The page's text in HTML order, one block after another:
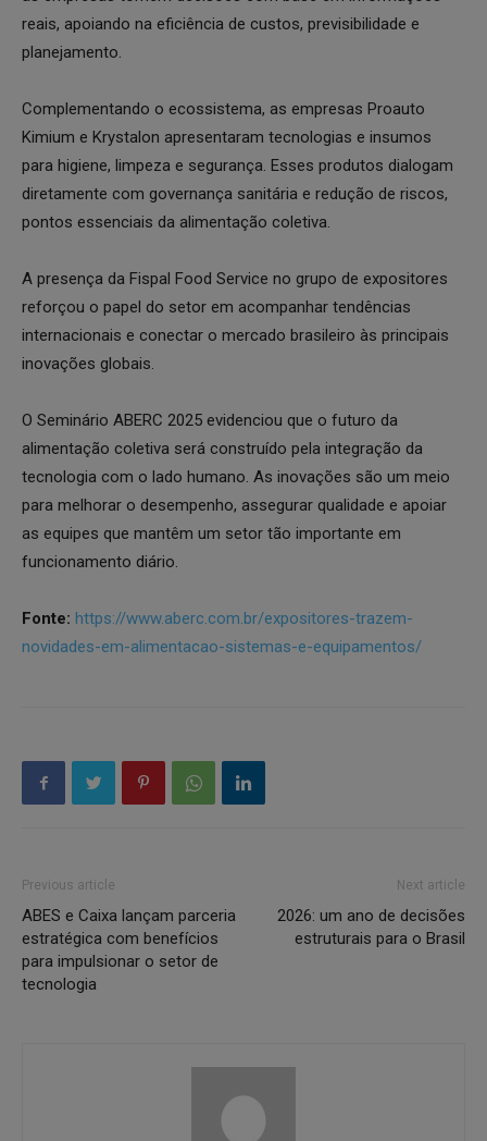
reais, apoiando na eficiência de custos, previsibilidade e
planejamento.
Complementando o ecossistema, as empresas Proauto
Kimium e Krystalon apresentaram tecnologias e insumos
para higiene, limpeza e segurança. Esses produtos dialogam
diretamente com governança sanitária e redução de riscos,
pontos essenciais da alimentação coletiva.
A presença da Fispal Food Service no grupo de expositores
reforçou o papel do setor em acompanhar tendências
internacionais e conectar o mercado brasileiro às principais
inovações globais.
O Seminário ABERC 2025 evidenciou que o futuro da
alimentação coletiva será construído pela integração da
tecnologia com o lado humano. As inovações são um meio
para melhorar o desempenho, assegurar qualidade e apoiar
as equipes que mantêm um setor tão importante em
funcionamento diário.
Fonte: https://www.aberc.com.br/expositores-trazem-
novidades-em-alimentacao-sistemas-e-equipamentos/
Previous article
ABES e Caixa lançam parceria
estratégica com benefícios
para impulsionar o setor de
tecnologia
Next article
2026: um ano de decisões
estruturais para o Brasil